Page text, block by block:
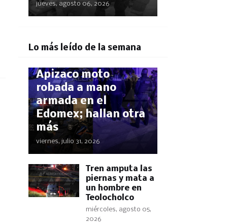
jueves, agosto 06, 2026
Lo más leído de la semana
¡El GPS los delató!
Apizaco moto
robada a mano
armada en el
Edomex; hallan otra
más
viernes, julio 31, 2026
Tren amputa las
piernas y mata a
un hombre en
Teolocholco
miércoles, agosto 05,
2026